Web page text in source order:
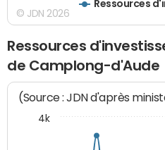
Ressources
© JDN 2026
Ressources
de Camplong-d'Aude
(Source : JDN d'après
4k